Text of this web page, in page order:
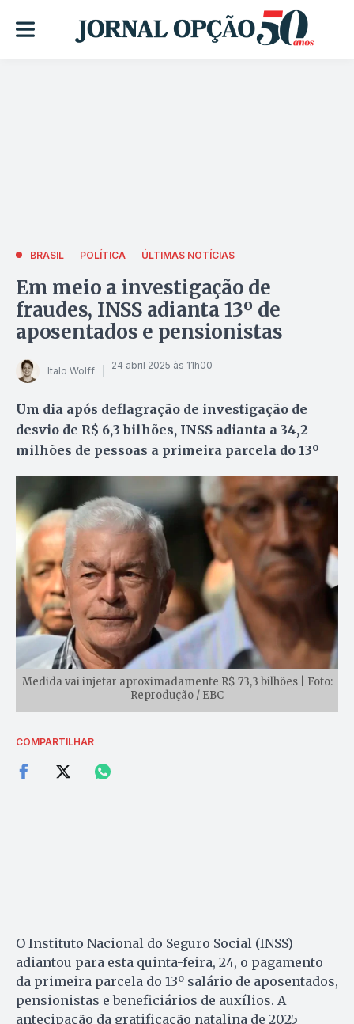
BRASIL POLÍTICA ÚLTIMAS NOTÍCIAS
Em meio a investigação de
fraudes, INSS adianta 13º de
aposentados e pensionistas
Italo Wolff 24 abril 2025 às 11h00
Um dia após deflagração de investigação de
desvio de R$ 6,3 bilhões, INSS adianta a 34,2
milhões de pessoas a primeira parcela do 13º
Medida vai injetar aproximadamente R$ 73,3 bilhões | Foto:
Reprodução / EBC
COMPARTILHAR
O Instituto Nacional do Seguro Social (INSS)
adiantou para esta quinta-feira, 24, o pagamento
da primeira parcela do 13º salário de aposentados,
pensionistas e beneficiários de auxílios. A
antecipação da gratificação natalina de 2025